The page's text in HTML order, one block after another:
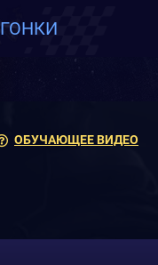
ГОНКИ
ОБУЧАЮЩЕЕ ВИДЕО